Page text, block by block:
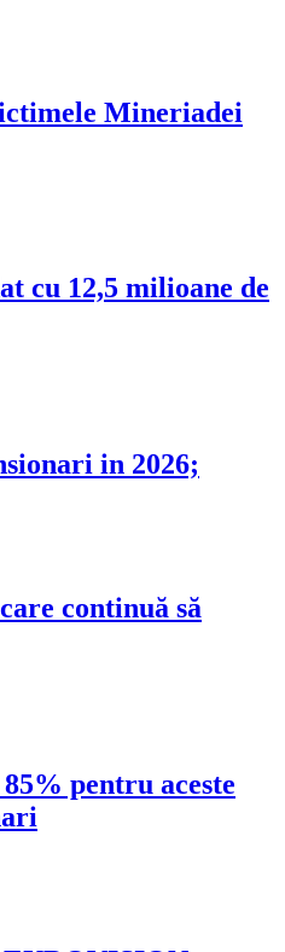
Mineriadei
cu 12,5 milioane de
in 2026;
continuă să
pentru aceste